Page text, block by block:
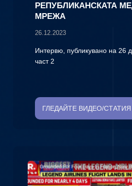
РЕПУБЛИКАНСКАТА
МРЕЖА
26.12.2023
Интервю, публикувано на 26
част 2
ГЛЕДАЙТЕ ВИДЕО/СТАТИЯ